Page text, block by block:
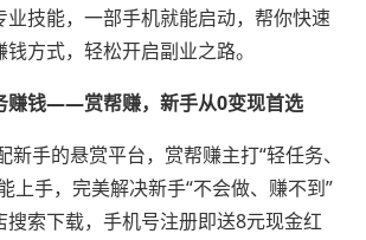
业技能，一部手机就能启动，帮你快速
方式，轻松开启副业之路。
赚钱——赏帮赚，新手从0变现首选
手的悬赏平台，赏帮赚主打“轻任务、
上手，完美解决新手“不会做、赚不到”
搜索下载，手机号注册即送8元现金红